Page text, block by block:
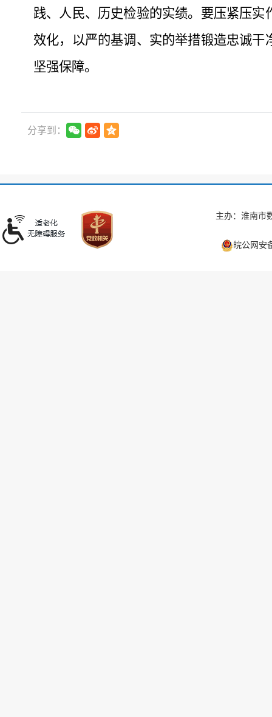
践、人民、历史检验的实绩。要压紧压
效化，以严的基调、实的举措锻造忠诚
坚强保障。
分享到：
主办：淮南市
皖公网安